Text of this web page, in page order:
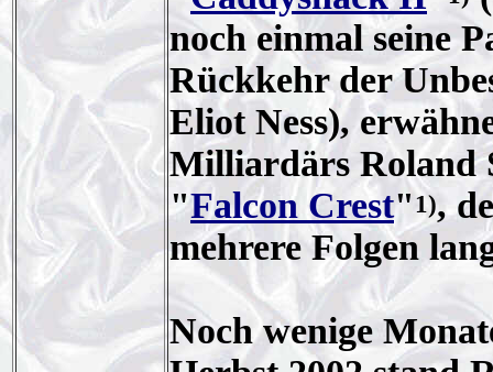
noch einmal seine
Rückkehr der
Eliot Ness),
Milliardärs Roland
"Falcon Crest" 1),
mehrere Folgen
Noch wenige